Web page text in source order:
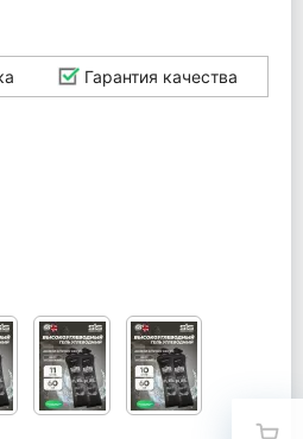
Гарантия качества